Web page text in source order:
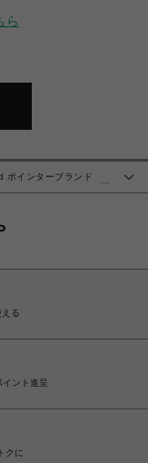
ら
…
ポインターブランド
る
ント進呈
クに